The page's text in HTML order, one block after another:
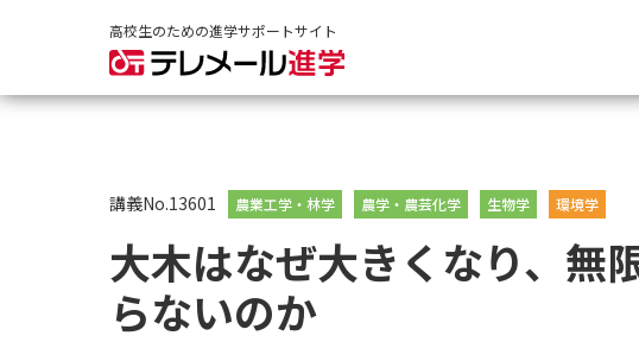
高校生のための進学サポートサイト
講義No.13601 農業工学・林学 農学・農芸化学 生物学 環境学
大木はなぜ大きくなり、無
らないのか